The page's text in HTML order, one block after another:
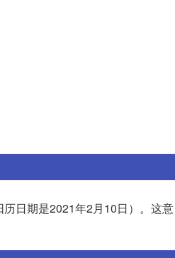
历日期是2021年2月10日）。这意